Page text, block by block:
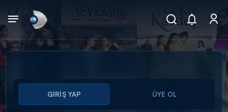
Arama
GİRİŞ YAP ÜYE OL